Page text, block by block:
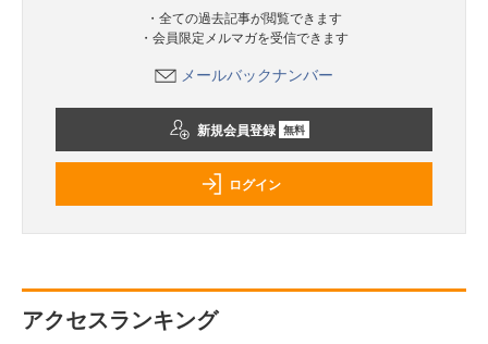
・全ての過去記事が閲覧できます
・会員限定メルマガを受信できます
メールバックナンバー
新規会員登録 無料
ログイン
アクセスランキング